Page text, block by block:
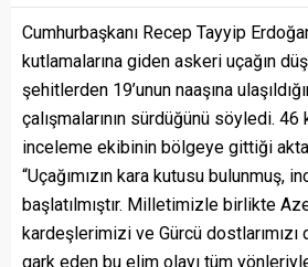
Cumhurbaşkanı Recep Tayyip
kutlamalarına giden askeri uçağın
şehitlerden 19’unun naaşına
çalışmalarının sürdüğünü söyledi. 46
inceleme ekibinin bölgeye gittiği
“Uçağımızın kara kutusu bulunmuş,
başlatılmıştır. Milletimizle birlikte
kardeşlerimizi ve Gürcü
gark eden bu elim olayı tüm